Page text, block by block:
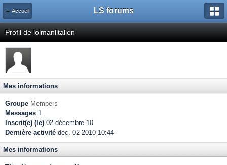
← Accueil LS forums
Profil de lolmanlitalien
Mes informations
Groupe Members
Messages 1
Inscrit(e) (le) 02-décembre 10
Dernière activité déc. 02 2010 10:44
Mes informations